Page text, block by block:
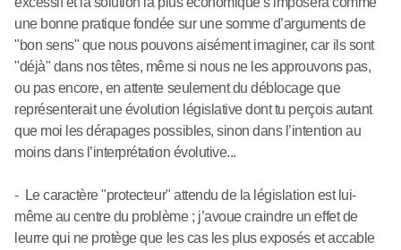
une bonne pratique fondée sur une somme d’arguments de
"bon sens" que nous pouvons aisément imaginer, car ils sont
"déjà" dans nos têtes, même si nous ne les approuvons pas,
ou pas encore, en attente seulement du déblocage que
représenterait une évolution législative dont tu perçois autant
que moi les dérapages possibles, sinon dans l’intention au
moins dans l’interprétation évolutive...
- Le caractère "protecteur" attendu de la législation est lui-
même au centre du problème ; j’avoue craindre un effet de
leurre qui ne protège que les cas les plus exposés et accable